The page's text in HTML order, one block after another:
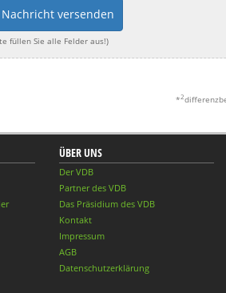
versenden
füllen Sie alle Felder aus!)
*2
ÜBER UNS
Der VDB
Partner des VDB
Das Präsidium des VDB
Kontakt
Impressum
AGB
Datenschutzerklärung